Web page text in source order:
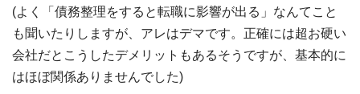
(よく「債務整理をすると転職に影響が出る」なんてこと
も聞いたりしますが、アレはデマです。正確には超お硬い
会社だとこうしたデメリットもあるそうですが、基本的に
はほぼ関係ありませんでした)